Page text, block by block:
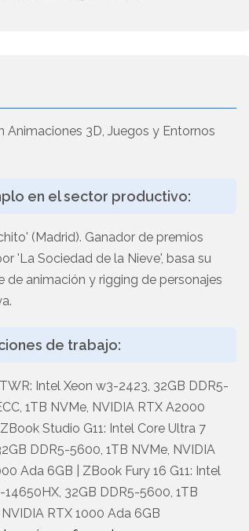
Animaciones 3D, Juegos y Entornos
en el sector productivo:
(Madrid). Ganador de premios
'La Sociedad de la Nieve', basa su
de animación y rigging de personajes
de trabajo:
Intel Xeon w3-2423, 32GB DDR5-
1TB NVMe, NVIDIA RTX A2000
Studio G11: Intel Core Ultra 7
DDR5-5600, 1TB NVMe, NVIDIA
Ada 6GB | ZBook Fury 16 G11: Intel
14650HX, 32GB DDR5-5600, 1TB
NVIDIA RTX 1000 Ada 6GB